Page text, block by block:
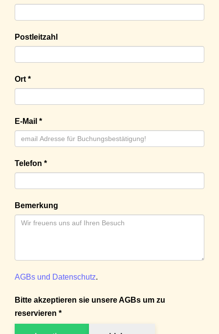
Postleitzahl
Ort *
E-Mail *
Telefon *
Bemerkung
AGBs und Datenschutz.
Bitte akzeptieren sie unsere AGBs um zu
reservieren *